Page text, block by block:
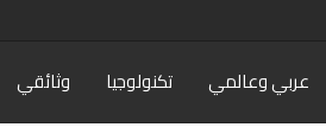
عربي وعالمي تكنولوجيا وثائقي